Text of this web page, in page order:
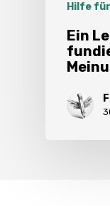
Hilfe
Ein